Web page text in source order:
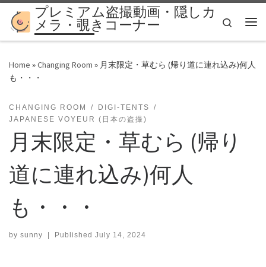
Skip to content
プレミアム盗撮動画・隠しカ
メラ・覗きコーナー
Search
Home »Changing Room » 月末限定・草むら (帰り道に連れ込み)何人
も・・・
CHANGING ROOM
DIGI-TENTS
JAPANESE VOYEUR (日本の盗撮)
月末限定・草むら (帰り
道に連れ込み)何人
も・・・
by sunny Published July 14, 2024